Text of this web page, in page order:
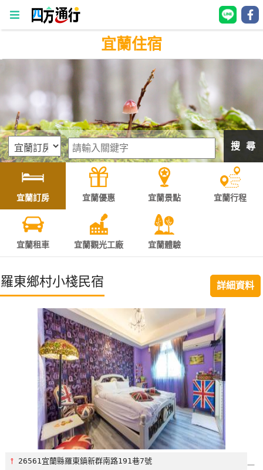
四
訂
房
灣
訂
房
直接跟飯店訂房HOT
特
紅
宜蘭住宿
搜 尋
宜蘭訂房 宜蘭優惠 宜蘭景點 宜蘭行程
宜蘭租車 宜蘭觀光工廠 宜蘭體驗
羅東鄉村小棧民宿 詳細資料
⫯ 26561宜蘭縣羅東鎮新群南路191巷7號
一